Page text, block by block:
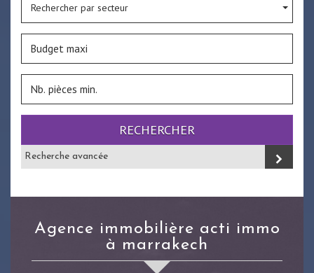
Rechercher par secteur
RECHERCHER
Recherche avancée
agence immobilière acti immo
à marrakech